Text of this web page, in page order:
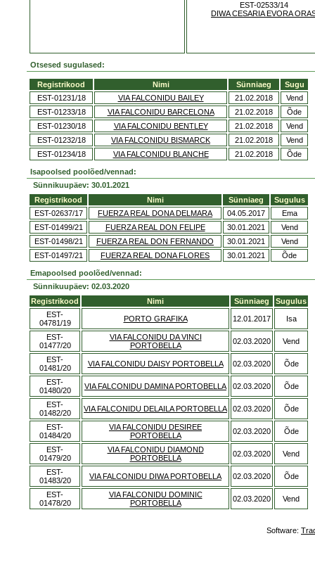
EST-02533/14
DIWA CESARIA EVORA
Otsesed sugulased:
Registrikood Nimi Sünniaeg
Sugu
EST-01231/18
VIA FALCONIDU BAILEY 21.02.2018
Vend
EST-01233/18
VIA FALCONIDU BARCELONA 21.02.2018
Õde
EST-01230/18
VIA FALCONIDU BENTLEY 21.02.2018
Vend
EST-01232/18
VIA FALCONIDU BISMARCK 21.02.2018
Vend
EST-01234/18
VIA FALCONIDU BLANCHE 21.02.2018 Õde
Isapoolsed poolõed/vennad:
Sünnikuupäev: 30.01.2021
Registrikood
Nimi Sünniaeg
Sugulus
EST-02637/17
FUERZA REAL DONA DELMARA 04.05.2017
Ema
EST-01499/21
FUERZA REAL DON FELIPE 30.01.2021
Vend
EST-01498/21
FUERZA REAL DON FERNANDO 30.01.2021
Vend
EST-01497/21
FUERZA REAL DONA FLORES 30.01.2021 Õde
Emapoolsed poolõed/vennad:
Sünnikuupäev: 02.03.2020
Registrikood
Nimi Sünniaeg
Sugulus
EST-
04781/19
PORTO GRAFIKA 12.01.2017 Isa
EST-
01477/20
VIA FALCONIDU DA VINCI
PORTOBELLA
02.03.2020 Vend
EST-
01481/20
VIA FALCONIDU DAISY PORTOBELLA 02.03.2020 Õde
EST-
01480/20
VIA FALCONIDU DAMINA PORTOBELLA 02.03.2020 Õde
EST-
01482/20
VIA FALCONIDU DELAILA PORTOBELLA 02.03.2020 Õde
EST-
01484/20
VIA FALCONIDU DESIREE
PORTOBELLA
02.03.2020 Õde
EST-
01479/20
VIA FALCONIDU DIAMOND
PORTOBELLA
02.03.2020 Vend
EST-
01483/20
VIA FALCONIDU DIWA PORTOBELLA 02.03.2020 Õde
EST-
01478/20
VIA FALCONIDU DOMINIC
PORTOBELLA
02.03.2020 Vend
Software: